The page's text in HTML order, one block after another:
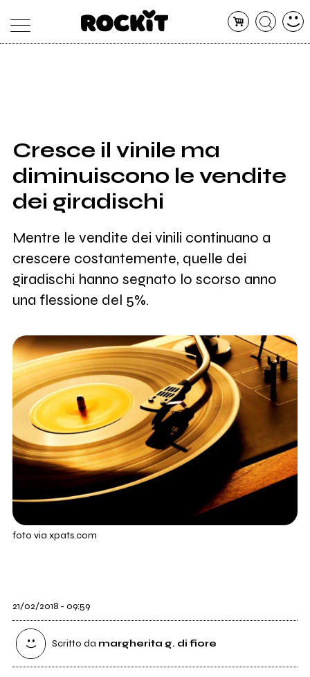
SHOP
RADIO
Cresce il vinile ma
diminuiscono le vendite
dei giradischi
Mentre le vendite dei vinili continuano a
crescere costantemente, quelle dei
giradischi hanno segnato lo scorso anno
una flessione del 5%.
foto via xpats.com
21/02/2018 - 09:59
Scritto da margherita g. di fiore